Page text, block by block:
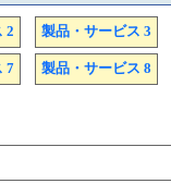
2 製品・サービス 3
7 製品・サービス 8